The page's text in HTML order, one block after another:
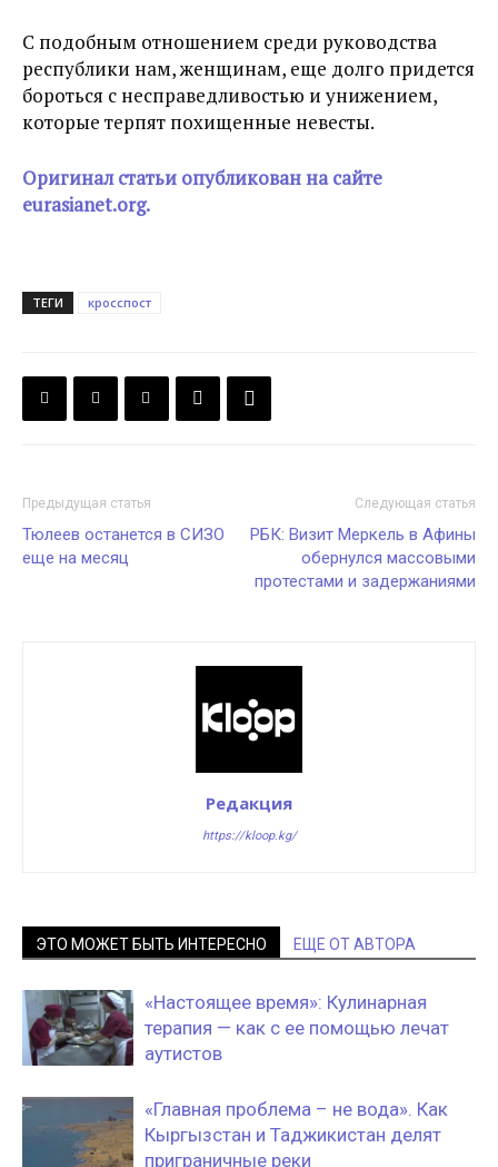
С подобным отношением среди руководства
республики нам, женщинам, еще долго придется
бороться с несправедливостью и унижением,
которые терпят похищенные невесты.
Оригинал статьи опубликован на сайте
eurasianet.org.
ТЕГИ кросспост
Предыдущая статья
Тюлеев останется в СИЗО
еще на месяц
Следующая статья
РБК: Визит Меркель в Афины
обернулся массовыми
протестами и задержаниями
Редакция
https://kloop.kg/
ЭТО МОЖЕТ БЫТЬ ИНТЕРЕСНО ЕЩЕ ОТ АВТОРА
«Настоящее время»: Кулинарная
терапия — как с ее помощью лечат
аутистов
«Главная проблема – не вода». Как
Кыргызстан и Таджикистан делят
приграничные реки